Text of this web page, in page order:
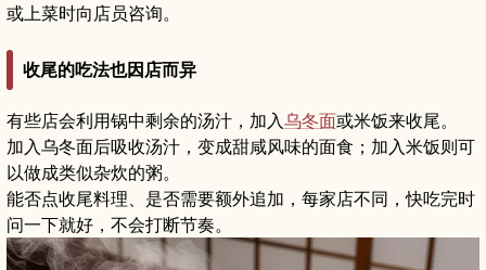
或上菜时向店员咨询。
收尾的吃法也因店而异
有些店会利用锅中剩余的汤汁，加入乌冬面或米饭来收尾。
加入乌冬面后吸收汤汁，变成甜咸风味的面食；加入米饭则可
以做成类似杂炊的粥。
能否点收尾料理、是否需要额外追加，每家店不同，快吃完时
问一下就好，不会打断节奏。